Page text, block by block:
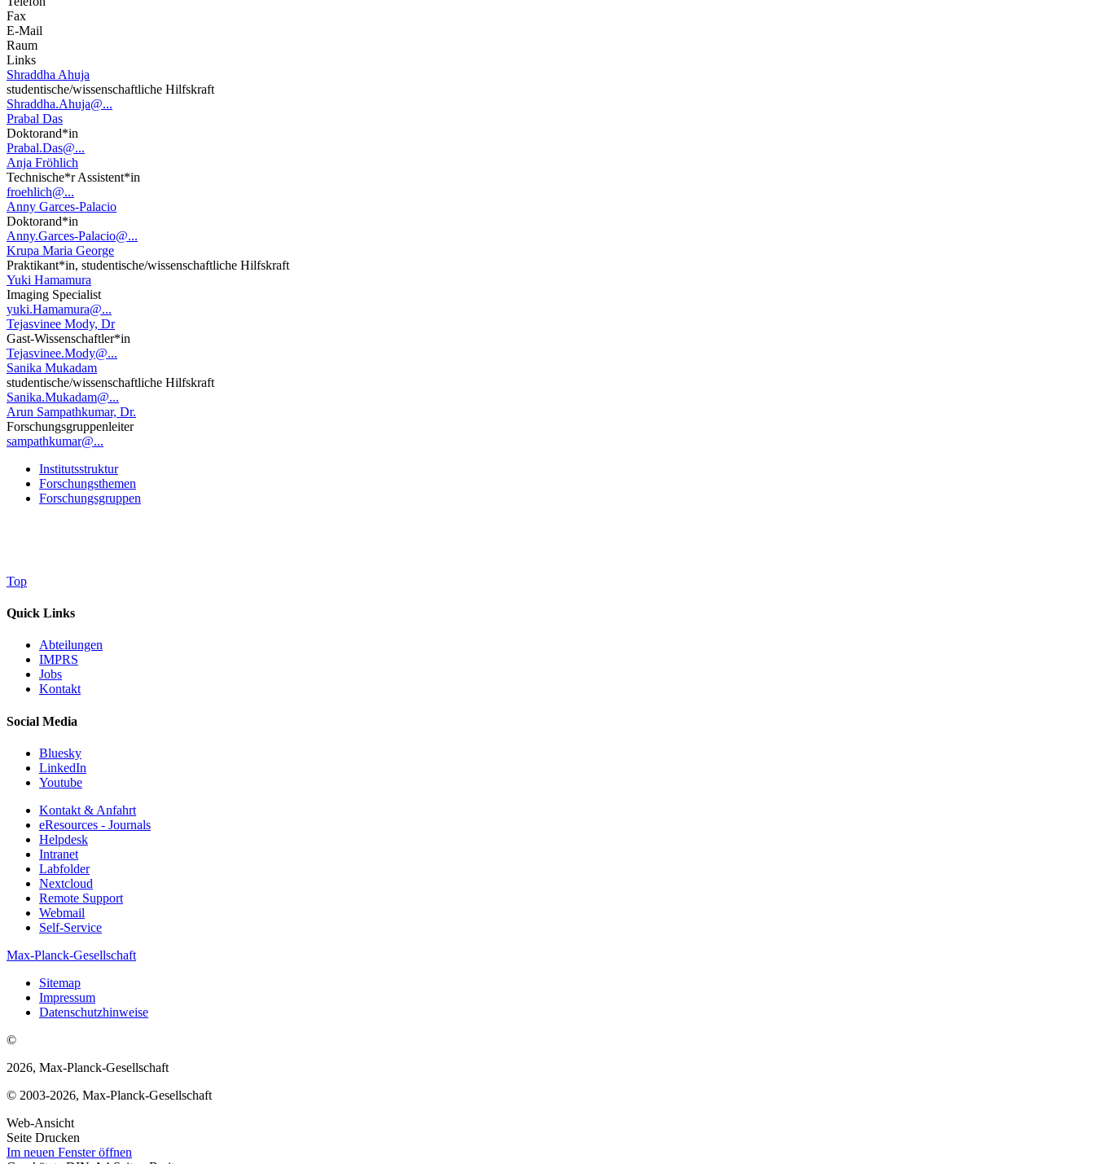
Fax
E-Mail
Raum
Links
Shraddha Ahuja
studentische/wissenschaftliche Hilfskraft
Shraddha.Ahuja@...
Prabal Das
Doktorand*in
Prabal.Das@...
Anja Fröhlich
Technische*r Assistent*in
froehlich@...
Anny Garces-Palacio
Doktorand*in
Anny.Garces-Palacio@...
Krupa Maria George
Praktikant*in, studentische/wissenschaftliche Hilfskraft
Yuki Hamamura
Imaging Specialist
yuki.Hamamura@...
Tejasvinee Mody, Dr
Gast-Wissenschaftler*in
Tejasvinee.Mody@...
Sanika Mukadam
studentische/wissenschaftliche Hilfskraft
Sanika.Mukadam@...
Arun Sampathkumar, Dr.
Forschungsgruppenleiter
sampathkumar@...
Institutsstruktur
Forschungsthemen
Forschungsgruppen
Top
Quick Links
Abteilungen
IMPRS
Jobs
Kontakt
Social Media
Bluesky
LinkedIn
Youtube
Kontakt & Anfahrt
eResources - Journals
Helpdesk
Intranet
Labfolder
Nextcloud
Remote Support
Webmail
Self-Service
Max-Planck-Gesellschaft
Sitemap
Impressum
Datenschutzhinweise
©
2026, Max-Planck-Gesellschaft
© 2003-2026, Max-Planck-Gesellschaft
Web-Ansicht
Seite Drucken
Im neuen Fenster öffnen